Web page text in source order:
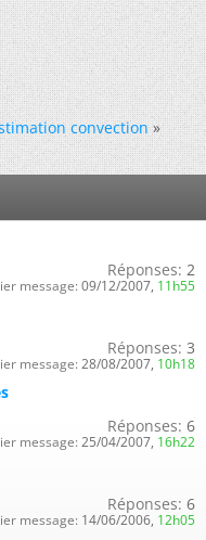
convection »
Réponses: 2
message: 09/12/2007, 11h55
Réponses: 3
message: 28/08/2007, 10h18
Réponses: 6
message: 25/04/2007, 16h22
Réponses: 6
message: 14/06/2006, 12h05